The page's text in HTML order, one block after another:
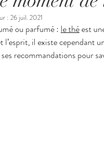
: 26 juil. 2021
ou parfumé : le thé est
l’esprit, il existe cependant
recommandations pour